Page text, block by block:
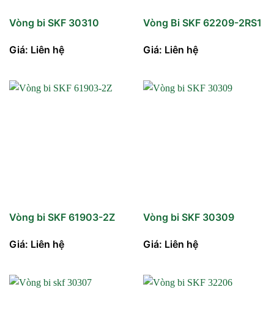
Vòng bi SKF 30310
Giá: Liên hệ
Vòng Bi SKF 62209-2RS1
Giá: Liên hệ
Vòng bi SKF 61903-2Z
Giá: Liên hệ
Vòng bi SKF 30309
Giá: Liên hệ